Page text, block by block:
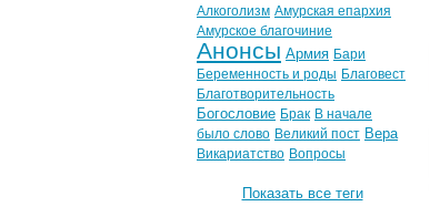
Алкоголизм Амурская епархия
Амурское благочиние
Анонсы Армия Бари
Беременность и роды Благовест
Благотворительность
Богословие Брак В начале
было слово Великий пост Вера
Викариатство Вопросы
Показать все теги